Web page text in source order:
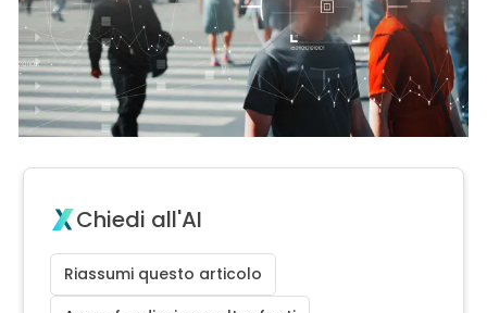
Chiedi all'AI
Riassumi questo articolo